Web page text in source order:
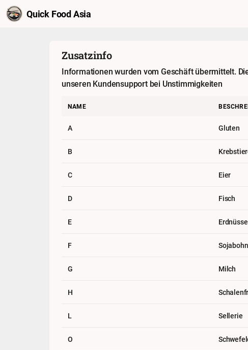
Quick Food Asia
Zusatzinfo
Informationen wurden vom Geschäft übermittelt.
unseren Kundensupport bei Unstimmigkeiten
NAME
A Gluten
B
C Eier
D Fisch
E Erdnüsse
F
G Milch
H
L Sellerie
O